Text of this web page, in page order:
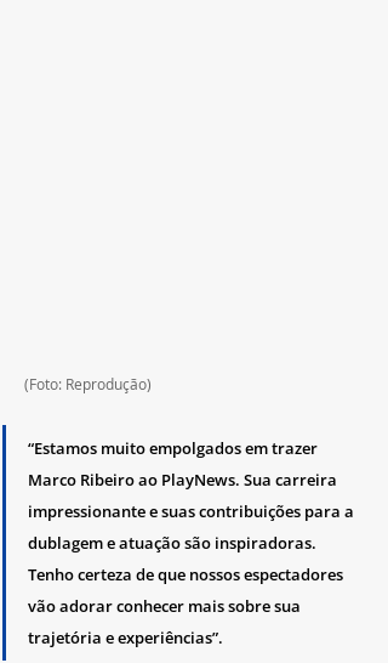
(Foto: Reprodução)
“Estamos muito empolgados em trazer
Marco Ribeiro ao PlayNews. Sua carreira
impressionante e suas contribuições para a
dublagem e atuação são inspiradoras.
Tenho certeza de que nossos espectadores
vão adorar conhecer mais sobre sua
trajetória e experiências”.